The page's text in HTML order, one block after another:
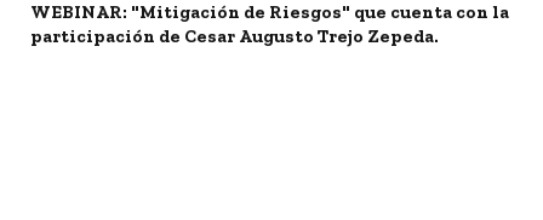
WEBINAR: "Mitigación de Riesgos" que cuenta con la
participación de Cesar Augusto Trejo Zepeda.